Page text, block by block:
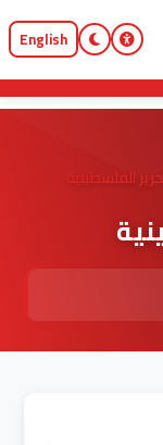
English
الفلسطينية